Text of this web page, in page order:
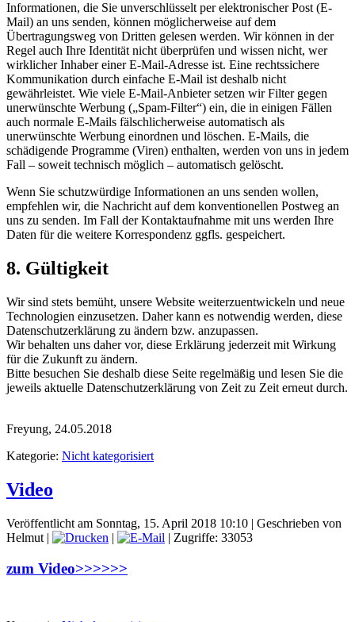
Informationen, die Sie unverschlüsselt per elektronischer Post (E-
Mail) an uns senden, können möglicherweise auf dem
Übertragungsweg von Dritten gelesen werden. Wir können in der
Regel auch Ihre Identität nicht überprüfen und wissen nicht, wer
wirklicher Inhaber einer E-Mail-Adresse ist. Eine rechtssichere
Kommunikation durch einfache E-Mail ist deshalb nicht
gewährleistet. Wie viele E-Mail-Anbieter setzen wir Filter gegen
unerwünschte Werbung („Spam-Filter“) ein, die in einigen Fällen
auch normale E-Mails fälschlicherweise automatisch als
unerwünschte Werbung einordnen und löschen. E-Mails, die
schädigende Programme (Viren) enthalten, werden von uns in jedem
Fall – soweit technisch möglich – automatisch gelöscht.
Wenn Sie schutzwürdige Informationen an uns senden wollen,
empfehlen wir, die Nachricht auf dem konventionellen Postweg an
uns zu senden. Im Fall der Kontaktaufnahme mit uns werden Ihre
Daten für die weitere Korrespondenz ggfls. gespeichert.
8. Gültigkeit
Wir sind stets bemüht, unsere Website weiterzuentwickeln und neue
Technologien einzusetzen. Daher kann es notwendig werden, diese
Datenschutzerklärung zu ändern bzw. anzupassen.
Wir behalten uns daher vor, diese Erklärung jederzeit mit Wirkung
für die Zukunft zu ändern.
Bitte besuchen Sie deshalb diese Seite regelmäßig und lesen Sie die
jeweils aktuelle Datenschutzerklärung von Zeit zu Zeit erneut durch.
Freyung, 24.05.2018
Kategorie: Nicht kategorisiert
Video
Veröffentlicht am Sonntag, 15. April 2018 10:10 | Geschrieben von
Helmut | | | Zugriffe: 33053
zum Video>>>>>>